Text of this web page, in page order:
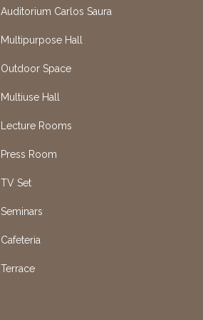
Auditorium Carlos Saura
Multipurpose Hall
Outdoor Space
Multiuse Hall
Lecture Rooms
Press Room
TV Set
Seminars
Cafeteria
Terrace